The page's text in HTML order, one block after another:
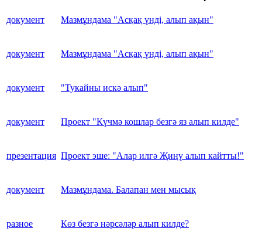
документ Мазмұндама "Асқақ үнді, алып ақын"
документ Мазмұндама "Асқақ үнді, алып ақын"
документ "Тукайны искә алып"
документ Проект "Күчмә кошлар безгә яз алып килде"
презентация Проект эше: "Алар илгә Җиңү алып кайтты!"
документ Мазмұндама. Балапан мен мысық
разное Көз безгә нәрсәләр алып килде?